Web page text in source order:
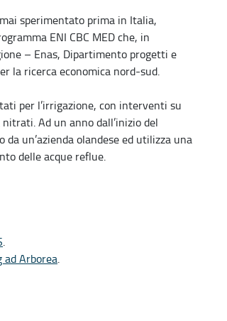
sperimentato prima in Italia,
ENI CBC MED che, in
– Enas, Dipartimento progetti e
la ricerca economica nord-sud.
per l’irrigazione, con interventi su
Ad un anno dall’inizio del
un’azienda olandese ed utilizza una
delle acque reflue.
.
ad Arborea.